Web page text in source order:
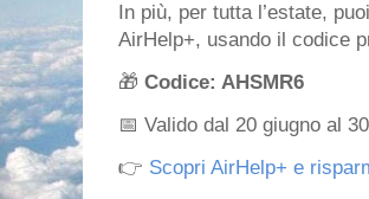
In più, per tutta l’estate,
AirHelp+, usando il codice
🎁 Codice: AHSMR6
📅 Valido dal 20 giugno al
👉 Scopri AirHelp+ e